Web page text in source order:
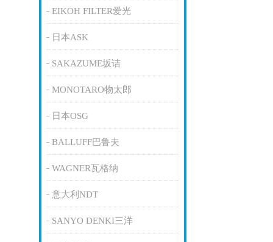
EIKOH FILTER爱光
日本ASK
SAKAZUME坂诘
MONOTARO物太郎
日本OSG
BALLUFF巴鲁夫
WAGNER瓦格纳
意大利NDT
SANYO DENKI三洋